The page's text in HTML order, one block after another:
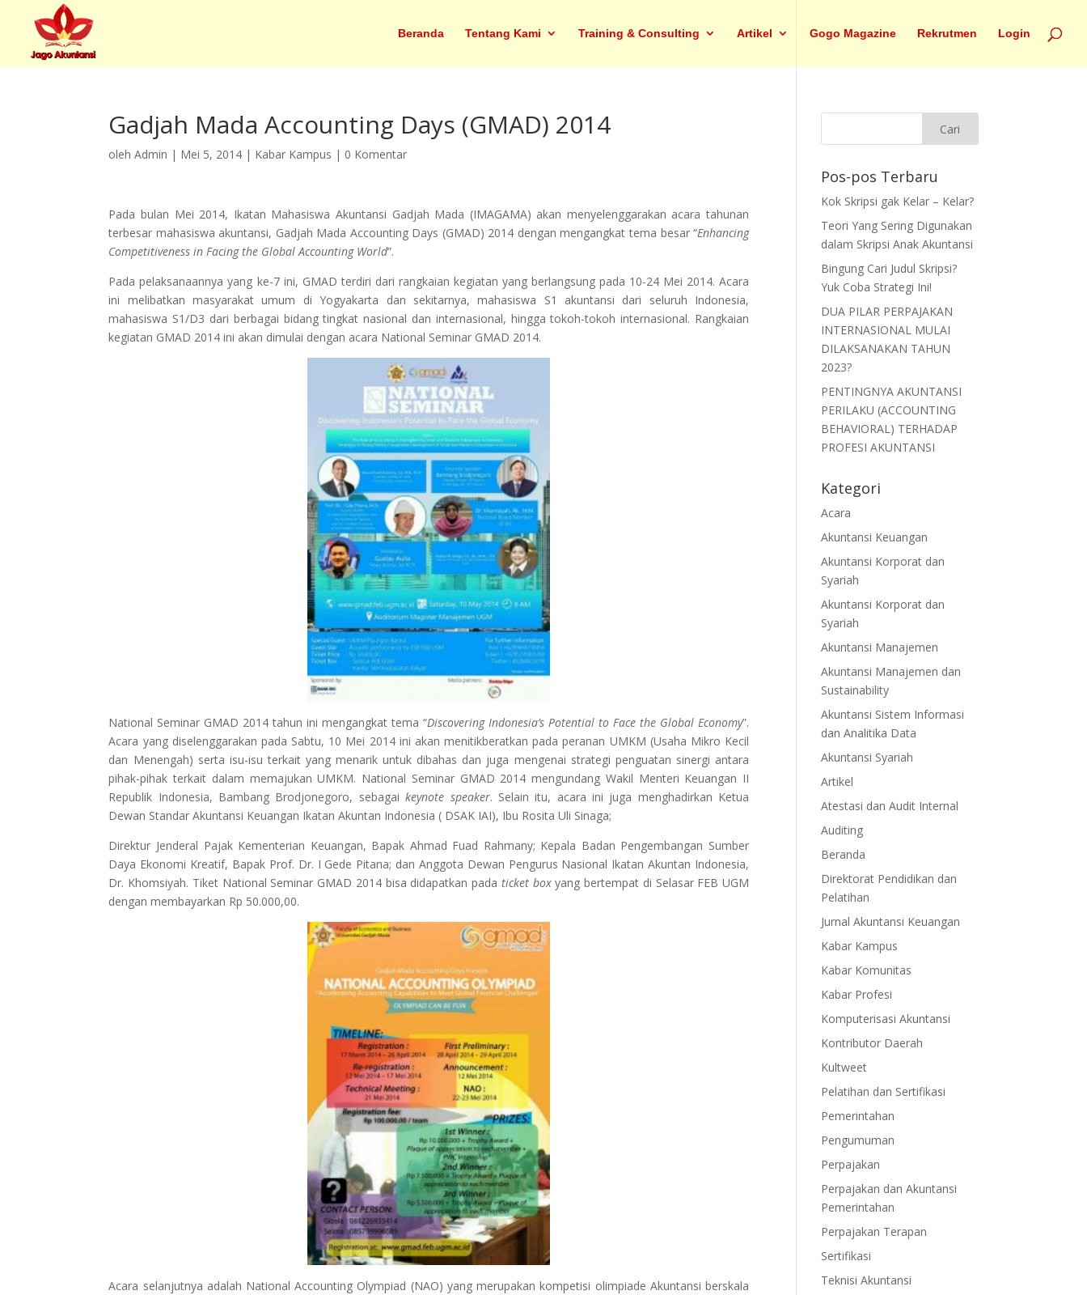
Beranda Tentang Kami Training & Consulting Artikel Gogo Magazine Rekrutmen Login
Gadjah Mada Accounting Days (GMAD) 2014
olehAdmin | Mei 5, 2014 | Kabar Kampus | 0 Komentar
Pada bulan Mei 2014, Ikatan Mahasiswa Akuntansi Gadjah Mada (IMAGAMA) akan menyelenggarakan acara tahunan
terbesar mahasiswa akuntansi, Gadjah Mada Accounting Days (GMAD) 2014 dengan mengangkat tema besar “Enhancing
Competitiveness in Facing the Global Accounting World”.
Pada pelaksanaannya yang ke-7 ini, GMAD terdiri dari rangkaian kegiatan yang berlangsung pada 10-24 Mei 2014. Acara
ini melibatkan masyarakat umum di Yogyakarta dan sekitarnya, mahasiswa S1 akuntansi dari seluruh Indonesia,
mahasiswa S1/D3 dari berbagai bidang tingkat nasional dan internasional, hingga tokoh-tokoh internasional. Rangkaian
kegiatan GMAD 2014 ini akan dimulai dengan acara National Seminar GMAD 2014.
National Seminar GMAD 2014 tahun ini mengangkat tema “Discovering Indonesia’s Potential to Face the Global Economy”.
Acara yang diselenggarakan pada Sabtu, 10 Mei 2014 ini akan menitikberatkan pada peranan UMKM (Usaha Mikro Kecil
dan Menengah) serta isu-isu terkait yang menarik untuk dibahas dan juga mengenai strategi penguatan sinergi antara
pihak-pihak terkait dalam memajukan UMKM. National Seminar GMAD 2014 mengundang Wakil Menteri Keuangan II
Republik Indonesia, Bambang Brodjonegoro, sebagaikeynote speaker. Selain itu, acara ini juga menghadirkan Ketua
Dewan Standar Akuntansi Keuangan Ikatan Akuntan Indonesia ( DSAK IAI), Ibu Rosita Uli Sinaga;
Direktur Jenderal Pajak Kementerian Keuangan, Bapak Ahmad Fuad Rahmany; Kepala Badan Pengembangan Sumber
Daya Ekonomi Kreatif, Bapak Prof. Dr. I Gede Pitana; dan Anggota Dewan Pengurus Nasional Ikatan Akuntan Indonesia,
Dr. Khomsiyah. Tiket National Seminar GMAD 2014 bisa didapatkan pada ticket boxyang bertempat di Selasar FEB UGM
dengan membayarkan Rp 50.000,00.
Acara selanjutnya adalah National Accounting Olympiad (NAO) yang merupakan kompetisi olimpiade Akuntansi berskala
Pos-pos Terbaru
Kok Skripsi gak Kelar – Kelar?
Teori Yang Sering Digunakan
dalam Skripsi Anak Akuntansi
Bingung Cari Judul Skripsi?
Yuk Coba Strategi Ini!
DUA PILAR PERPAJAKAN
INTERNASIONAL MULAI
DILAKSANAKAN TAHUN
2023?
PENTINGNYA AKUNTANSI
PERILAKU (ACCOUNTING
BEHAVIORAL) TERHADAP
PROFESI AKUNTANSI
Kategori
Acara
Akuntansi Keuangan
Akuntansi Korporat dan
Syariah
Akuntansi Korporat dan
Syariah
Akuntansi Manajemen
Akuntansi Manajemen dan
Sustainability
Akuntansi Sistem Informasi
dan Analitika Data
Akuntansi Syariah
Artikel
Atestasi dan Audit Internal
Auditing
Beranda
Direktorat Pendidikan dan
Pelatihan
Jurnal Akuntansi Keuangan
Kabar Kampus
Kabar Komunitas
Kabar Profesi
Komputerisasi Akuntansi
Kontributor Daerah
Kultweet
Pelatihan dan Sertifikasi
Pemerintahan
Pengumuman
Perpajakan
Perpajakan dan Akuntansi
Pemerintahan
Perpajakan Terapan
Sertifikasi
Teknisi Akuntansi